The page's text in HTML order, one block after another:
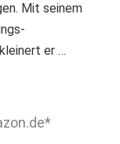
Mit seinem
er …